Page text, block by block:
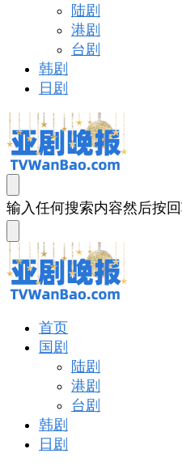
陆剧
港剧
台剧
韩剧
日剧
亚剧晚报
戏里戏外看亚洲
找
什
么
东
西
吗?
输入任何搜索内容然后按回
亚剧晚报
戏里戏外看亚洲
首页
国剧
陆剧
港剧
台剧
韩剧
日剧